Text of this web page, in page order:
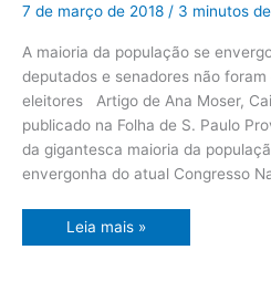
7 de março de 2018 / 3 minutos
A maioria da população se
deputados e senadores não
eleitores Artigo de Ana Moser,
publicado na Folha de S. Paulo
da gigantesca maioria da
envergonha do atual Congresso
Leia mais »